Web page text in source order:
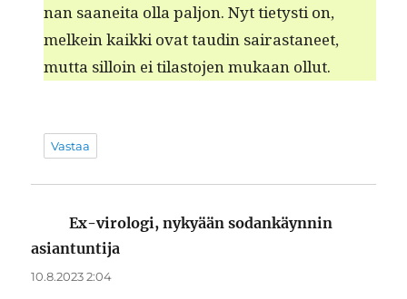
nan saanei­ta olla paljon. Nyt tietysti on,
melkein kaik­ki ovat taudin sairas­ta­neet,
mut­ta sil­loin ei tilas­to­jen mukaan ollut.
Vastaa
Ex-virologi, nykyään sodankäynnin
asiantuntija
10.8.2023 2:04